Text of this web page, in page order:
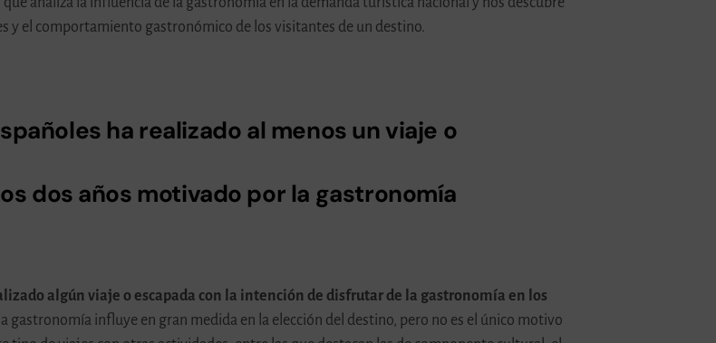
y el comportamiento gastronómico de los visitantes de un destino.
ha realizado al menos un viaje o
dos años motivado por la gastronomía
algún viaje o escapada con la intención de disfrutar de la gastronomía en los
gastronomía influye en gran medida en la elección del destino, pero no es el único motivo